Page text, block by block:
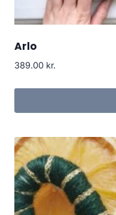
Arlo
389.00 kr.